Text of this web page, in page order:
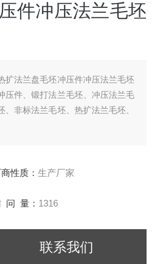
件冲压法兰毛坯
扩法兰盘毛坯冲压件冲压法兰毛坯
压件、锻打法兰毛坯、冲压法兰毛
非标法兰毛坯、热扩法兰毛坯、
性质： 生产厂家
问 量： 1316
联系我们